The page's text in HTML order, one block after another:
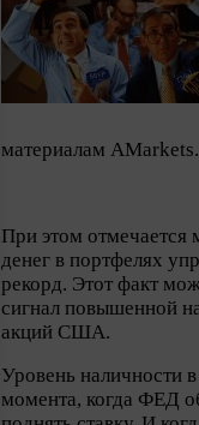
материалам
При этом отмечается
денег в портфелях
рекорд. Этот факт
сигнал повышенной
акций США.
Уровень наличности
момента, когда ФЕД